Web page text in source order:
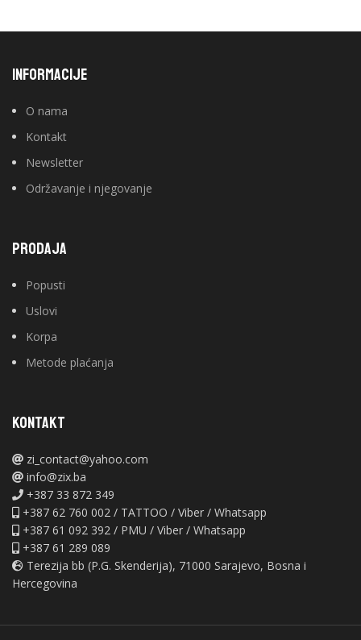
INFORMACIJE
O nama
Kontakt
Newsletter
Održavanje i njegovanje
PRODAJA
Popusti
Uslovi
Korpa
Metode plaćanja
KONTAKT
zi_contact@yahoo.com
info@zix.ba
+387 33 872 349
+387 62 760 002 / TATTOO / Viber / Whatsapp
+387 61 092 392 / PMU / Viber / Whatsapp
+387 61 289 089
Terezija bb (P.G. Skenderija), 71000 Sarajevo, Bosna i
Hercegovina